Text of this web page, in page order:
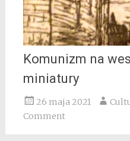
Komunizm na
miniatury
26 maja 2021
Comment